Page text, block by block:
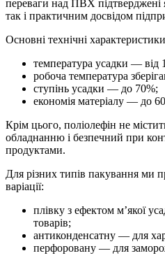
переваги над ПВХ підтверджені
так і практичним досвідом
Основні технічні
температура усадки — від
робоча температура
ступінь усадки — до 70%;
економія матеріалу — до
Крім цього, поліолефін не
обладнанню і безпечний при
продуктами.
Для різних типів пакування ми
варіації:
плівку з ефектом м’якої
товарів;
антиконденсатну — для
перфоровану — для